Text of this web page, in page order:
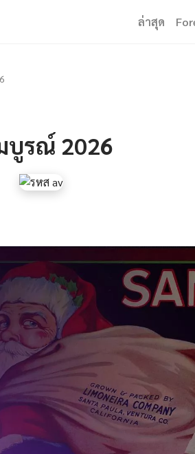
ล่าสุด
บูรณ์ 2026